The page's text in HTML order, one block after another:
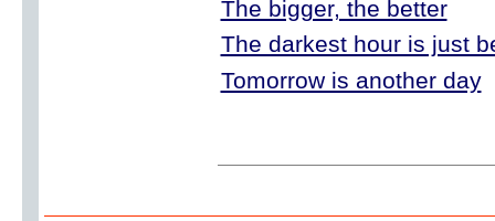
The bigger, the better
The darkest hour is just
Tomorrow is another day